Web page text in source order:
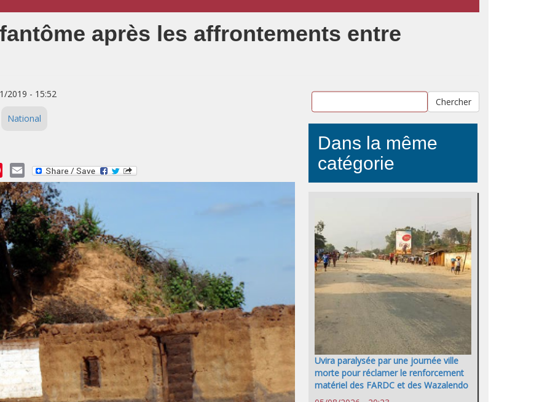
après les affrontements entre
2019 - 15:52
National
Pinterest
Email
Chercher
Dans la même
catégorie
Uvira paralysée par une journée ville
morte pour réclamer le renforcement
matériel des FARDC et des Wazalendo